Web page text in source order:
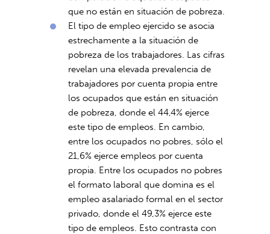
que no están en situación de pobreza.
El tipo de empleo ejercido se asocia
estrechamente a la situación de
pobreza de los trabajadores. Las cifras
revelan una elevada prevalencia de
trabajadores por cuenta propia entre
los ocupados que están en situación
de pobreza, donde el 44,4% ejerce
este tipo de empleos. En cambio,
entre los ocupados no pobres, sólo el
21,6% ejerce empleos por cuenta
propia. Entre los ocupados no pobres
el formato laboral que domina es el
empleo asalariado formal en el sector
privado, donde el 49,3% ejerce este
tipo de empleos. Esto contrasta con